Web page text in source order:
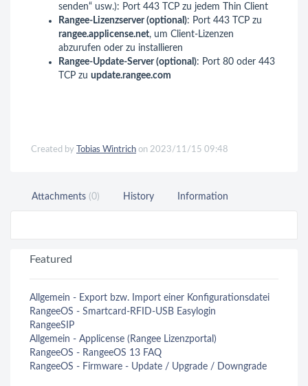
senden“ usw.): Port 443 TCP zu jedem Thin Client
Rangee-Lizenzserver (optional): Port 443 TCP zu
rangee.applicense.net, um Client-Lizenzen
abzurufen oder zu installieren
Rangee-Update-Server (optional): Port 80 oder 443
TCP zu update.rangee.com
Created by Tobias Wintrich on 2023/11/15 09:48
Attachments (0) History Information
Featured
Allgemein - Export bzw. Import einer Konfigurationsdatei
RangeeOS - Smartcard-RFID-USB Easylogin
RangeeSIP
Allgemein - Applicense (Rangee Lizenzportal)
RangeeOS - RangeeOS 13 FAQ
RangeeOS - Firmware - Update / Upgrade / Downgrade